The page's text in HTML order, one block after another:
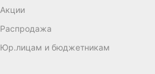
Акции
Распродажа
Юр.лицам и бюджетникам